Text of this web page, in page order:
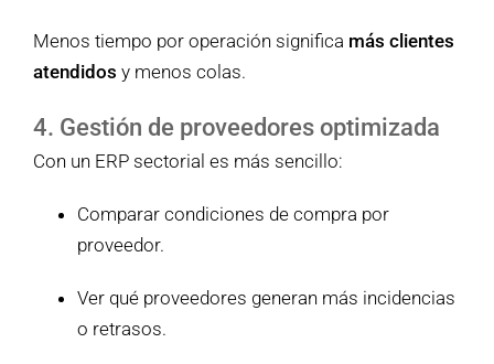
Menos tiempo por operación significa más clientes
atendidos y menos colas.
4. Gestión de proveedores optimizada
Con un ERP sectorial es más sencillo:
Comparar condiciones de compra por
proveedor.
Ver qué proveedores generan más incidencias
o retrasos.